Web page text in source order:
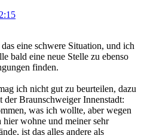
eine schwere Situation, und ich
bald eine neue Stelle zu ebenso
finden.
ich nicht gut zu beurteilen, dazu
Braunschweiger Innenstadt:
was ich wollte, aber wegen
wohne und meiner sehr
ist das alles andere als